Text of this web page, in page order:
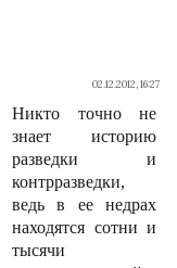
02.12.2012, 16:27
Никто точно не
знает историю
разведки и
контрразведки,
ведь в ее недрах
находятся сотни и
тысячи